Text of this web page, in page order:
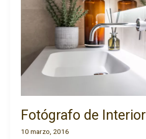
Fotógrafo de Interior
10 marzo, 2016